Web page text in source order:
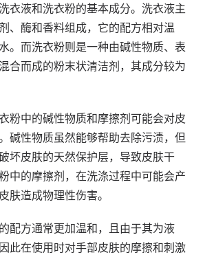
衣液和洗衣粉的基本成分。洗衣液主
、酶和香料组成，它的配方相对温
。而洗衣粉则是一种由碱性物质、表
合而成的粉末状清洁剂，其成分较为
粉中的碱性物质和摩擦剂可能会对皮
碱性物质虽然能够帮助去除污渍，但
坏皮肤的天然保护层，导致皮肤干
中的摩擦剂，在洗涤过程中可能会产
肤造成物理性伤害。
配方通常更加温和，且由于其为液
此在使用时对手部皮肤的摩擦和刺激